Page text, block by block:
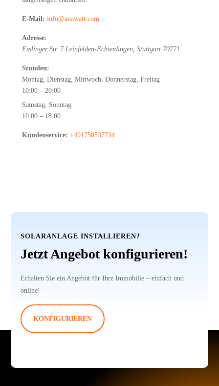
E-Mail: info@anawatt.com
Adresse:
Esslinger Str. 7 Leinfelden-Echterdingen, Stuttgart 70771
Stunden:
Montag, Dienstag, Mittwoch, Donnerstag, Freitag
10:00 – 20:00
Samstag, Sonntag
10:00 – 18:00
Kundenservice: +491758537734
SOLARANLAGE INSTALLIEREN?
Jetzt Angebot konfigurieren!
Erhalten Sie ein Angebot für Ihre Immobilie – einfach und
online!
KONFIGURIEREN